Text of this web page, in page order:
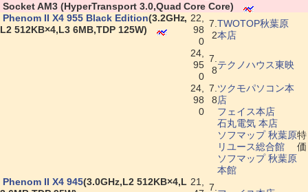
Socket AM3 (HyperTransport 3.0,Quad Core Core)
Phenom II X4 955 Black Edition(3.2GHz,
L2 512KB×4,L3 6MB,TDP 125W)
22,
98
0
7.
2
TWOTOP秋葉原
本店
24,
95
0
7.
8テクノハウス東映
24,
98
0
7.
8
ツクモパソコン本
店
フェイス本店
石丸電気 本店
ソフマップ 秋葉原
リユース総合館
特
価
ソフマップ 秋葉原
本館
Phenom II X4 945(3.0GHz,L2 512KB×4,L 21,
7.